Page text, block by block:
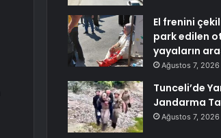
El frenini
park edilen
yayaların
Ağustos 7, 2026
Tunceli’de
Jandarma
Ağustos 7, 2026